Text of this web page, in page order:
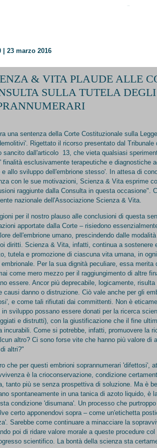
| 23 marzo 2016
& VITA PLAUDE ALLE
SULLA TUTELA
una sentenza della Corte Costituzionale sulla
Rigettato il ricorso presentato dal Tribunale
sancito dall'articolo 13, che vieta qualsiasi
finalità esclusivamente terapeutiche e diagnostiche
e allo sviluppo dell'embrione stesso'. In attesa di
con le sue motivazioni, Scienza & Vita esprime
raggiunte dalla Consulta in questa occasione".
nazionale dell'Associazione Scienza & Vita.
per il nostro plauso alle conclusioni di questa
apportate dalla Corte – risiedono
dell'embrione umano, prescindendo dalle
diritti. Scienza & Vita, infatti, continua a sostenere
tutela e promozione di ciascuna vita umana, in
embrionale. Per la sua dignità peculiare, essa
come mero mezzo per il raggiungimento di altre
essere. Ancor più deprecabile, logicamente,
causi danno o distruzione. Ciò vale anche per gli
e come tali rifiutati dai committenti. Non è
in sviluppo possano essere donati per la ricerca
e distrutti), con la giustificazione che il fine
incurabili. Come si potrebbe, infatti, promuovere la
altro? Ci sono forse vite che hanno più valore di
altri?"
che per questi embrioni soprannumerari 'difettosi',
è la crioconservazione, condizione
tanto più se senza prospettiva di soluzione. Ma è
spontaneamente in una tanica di azoto liquido, è
condizione 'disumana'. Un processo che
certo apponendovi sopra – come un'etichetta
Sarebbe come continuare a minacciare la
poi di ridare valore morale a queste procedure
scientifico. La bontà della scienza sta